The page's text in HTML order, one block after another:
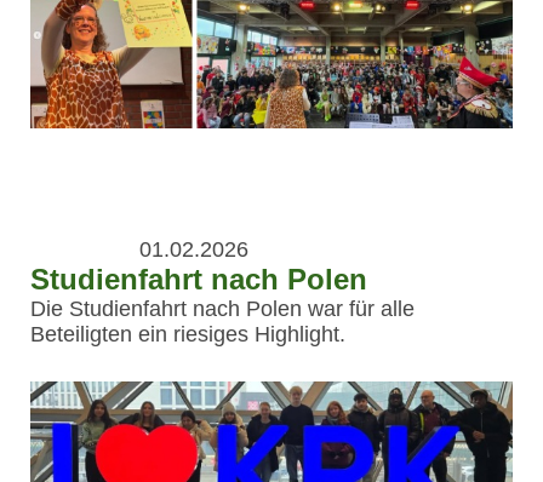
01.02.2026
Studienfahrt nach Polen
Die Studienfahrt nach Polen war für alle
Beteiligten ein riesiges Highlight.